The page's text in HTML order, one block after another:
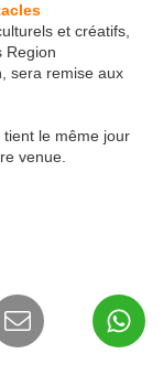
et créatifs,
Region
sera remise aux
tient le même jour
venue.